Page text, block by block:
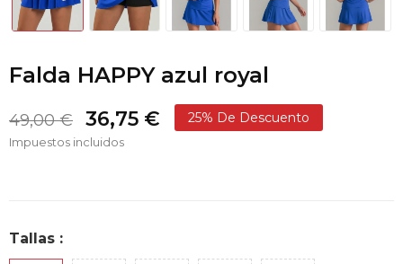
Falda HAPPY azul royal
49,00 € 36,75 € 25% De Descuento
Impuestos incluidos
Tallas :